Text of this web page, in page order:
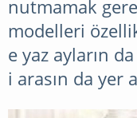
nutmamak
modelleri
e yaz ayların
i arasın da yer